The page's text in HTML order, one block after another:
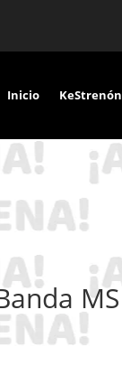
Inicio KeStrenón
MS